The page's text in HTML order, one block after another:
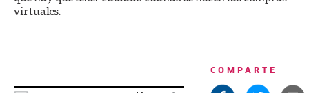
virtuales.
COMPARTE